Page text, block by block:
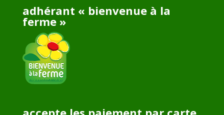
adhérant « bienvenue à la
ferme »